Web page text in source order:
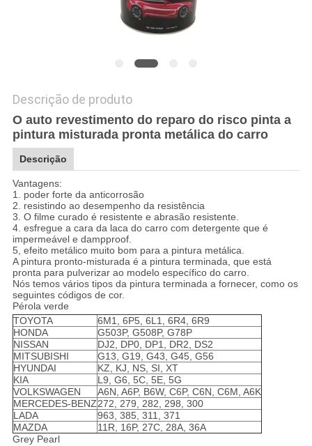
Descrição de produto
O auto revestimento do reparo do risco pinta a
pintura misturada pronta metálica do carro
Descrição
Vantagens:
1. poder forte da anticorrosão
2. resistindo ao desempenho da resistência
3. O filme curado é resistente e abrasão resistente.
4. esfregue a cara da laca do carro com detergente que é
impermeável e dampproof.
5, efeito metálico muito bom para a pintura metálica.
A pintura pronto-misturada é a pintura terminada, que está
pronta para pulverizar ao modelo específico do carro.
Nós temos vários tipos da pintura terminada a fornecer, como os
seguintes códigos de cor.
Pérola verde
TOYOTA
6M1, 6P5, 6L1, 6R4, 6R9
HONDA
G503P, G508P, G78P
NISSAN
DJ2, DP0, DP1, DR2, DS2
MITSUBISHI
G13, G19, G43, G45, G56
HYUNDAI
KZ, KJ, NS, SI, XT
KIA
L9, G6, 5C, 5E, 5G
VOLKSWAGEN
A6N, A6P, B6W, C6P, C6N, C6M, A6K
MERCEDES-BENZ272, 279, 282, 298, 300
LADA
963, 385, 311, 371
MAZDA
11R, 16P, 27C, 28A, 36A
Grey Pearl